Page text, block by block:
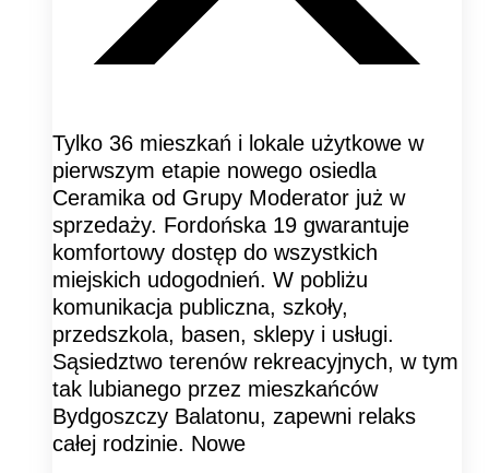
Tylko 36 mieszkań i lokale użytkowe w
pierwszym etapie nowego osiedla
Ceramika od Grupy Moderator już w
sprzedaży. Fordońska 19 gwarantuje
komfortowy dostęp do wszystkich
miejskich udogodnień. W pobliżu
komunikacja publiczna, szkoły,
przedszkola, basen, sklepy i usługi.
Sąsiedztwo terenów rekreacyjnych, w tym
tak lubianego przez mieszkańców
Bydgoszczy Balatonu, zapewni relaks
całej rodzinie. Nowe